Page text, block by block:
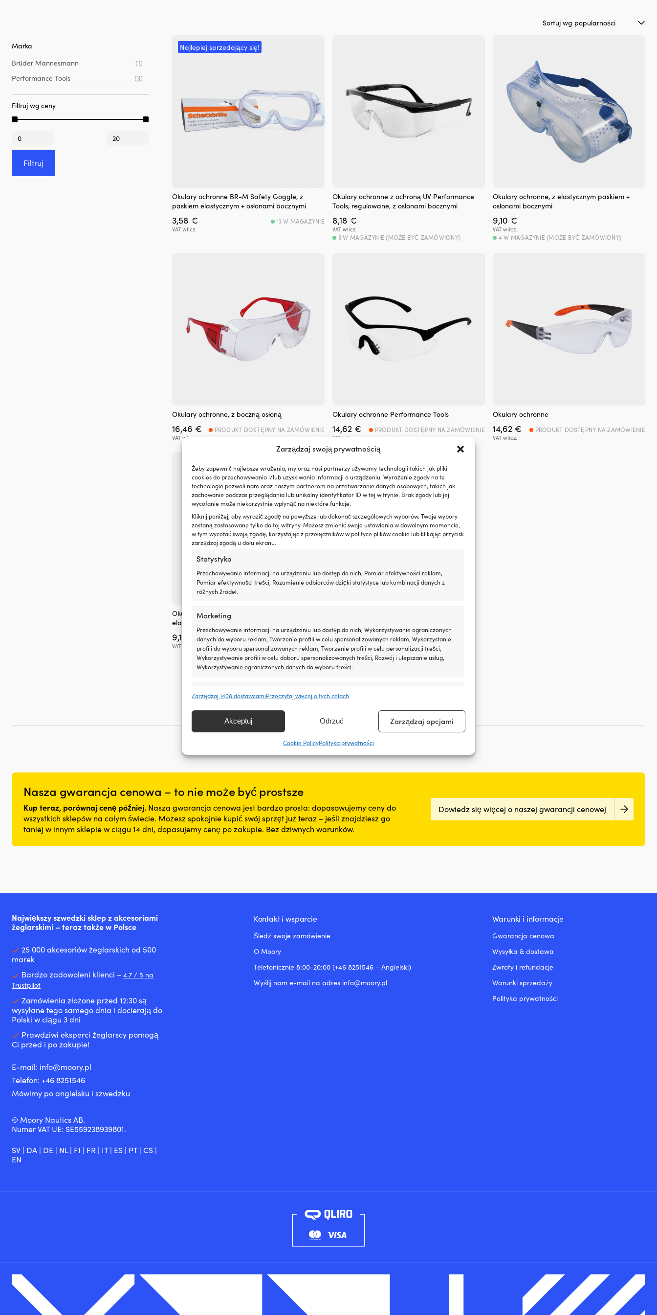
Zarządzaj swoją prywatnością
Żeby zapewnić najlepsze wrażenia, my oraz nasi partnerzy używamy technologii takich jak pliki
cookies do przechowywania i/lub uzyskiwania informacji o urządzeniu. Wyrażenie zgody na te
technologie pozwoli nam oraz naszym partnerom na przetwarzanie danych osobowych, takich jak
zachowanie podczas przeglądania lub unikalny identyfikator ID w tej witrynie. Brak zgody lub jej
wycofanie może niekorzystnie wpłynąć na niektóre funkcje.
Kliknij poniżej, aby wyrazić zgodę na powyższe lub dokonać szczegółowych wyborów. Twoje wybory
zostaną zastosowane tylko do tej witryny. Możesz zmienić swoje ustawienia w dowolnym momencie,
w tym wycofać swoją zgodę, korzystając z przełączników w polityce plików cookie lub klikając przycisk
zarządzaj zgodą u dołu ekranu.
Statystyka
Przechowywanie informacji na urządzeniu lub dostęp do nich, Pomiar efektywności reklam,
Pomiar efektywności treści, Rozumienie odbiorców dzięki statystyce lub kombinacji danych z
różnych źródeł.
Marketing
Przechowywanie informacji na urządzeniu lub dostęp do nich, Wykorzystywanie ograniczonych
danych do wyboru reklam, Tworzenie profili w celu spersonalizowanych reklam, Wykorzystanie
profili do wyboru spersonalizowanych reklam, Tworzenie profili w celu personalizacji treści,
Wykorzystywanie profili w celu doboru spersonalizowanych treści, Rozwój i ulepszanie usług,
Wykorzystywanie ograniczonych danych do wyboru treści.
Identyfikacja urządzeń na podstawie informacji przesyłanych automatycznie.
Zapewnienie bezpieczeństwa, zapobieganie oszustwom i
naprawianie błędów, Dostarczanie i prezentowanie reklam i
treści, Zapisanie decyzji dotyczących prywatności oraz
Zarządzaj 1408 dostawcamiPrzeczytaj więcej o tych celach
Akceptuj Odrzuć Zarządzaj opcjami
Cookie PolicyPolityka prywatności
Marka
Brüder Mannesmann
(1)
Performance Tools
(3)
Filtruj wg ceny
Cena
min
Cena
max
Filtruj
Najlepiej sprzedający się!
Okulary ochronne BR-M Safety Goggle, z
paskiem elastycznym + osłonami bocznymi
3,58 €
VAT wlicz.
13 W MAGAZYNIE
Okulary ochronne z ochroną UV Performance
Tools, regulowane, z osłonami bocznymi
8,18 €
VAT wlicz.
3 W MAGAZYNIE (MOŻE BYĆ ZAMÓWIONY)
Okulary ochronne, z elastycznym paskiem +
osłonami bocznymi
9,10 €
VAT wlicz.
4 W MAGAZYNIE (MOŻE BYĆ ZAMÓWIONY)
Okulary ochronne, z boczną osłoną
16,46 €
VAT wlicz.
PRODUKT DOSTĘPNY NA ZAMÓWIENIE
Okulary ochronne Performance Tools
14,62 €
VAT wlicz.
PRODUKT DOSTĘPNY NA ZAMÓWIENIE
Okulary ochronne
14,62 €
VAT wlicz.
PRODUKT DOSTĘPNY NA ZAMÓWIENIE
Okulary ochronne Performance Tools, z
elastycznym paskiem + osłonami bocznymi
9,10
VAT wlicz.
PRODUKT DOSTĘPNY NA ZAMÓWIENIE
Nasza gwarancja cenowa – to nie może być prostsze
Kup teraz, porównaj cenę później. Nasza gwarancja cenowa jest bardzo prosta: dopasowujemy ceny do
wszystkich sklepów na całym świecie. Możesz spokojnie kupić swój sprzęt już teraz – jeśli znajdziesz go
taniej w innym sklepie w ciągu 14 dni, dopasujemy cenę po zakupie. Bez dziwnych warunków.
Dowiedz się więcej o naszej gwarancji cenowej
Największy szwedzki sklep z akcesoriami
żeglarskimi – teraz także w Polsce
25 000 akcesoriów żeglarskich od 500
marek
Bardzo zadowoleni klienci – 4.7 / 5 na
Trustpilot
Zamówienia złożone przed 12:30 są
wysyłane tego samego dnia i docierają do
Polski w ciągu 3 dni
Prawdziwi eksperci żeglarscy pomogą
Ci przed i po zakupie!
E-mail: info@moory.pl
Telefon: +46 8251546
Mówimy po angielsku i szwedzku
© Moory Nautics AB.
Numer VAT UE: SE559238939801.
SV | DA | DE | NL| FI | FR | IT| ES | PT| CS |
EN
Kontakt i wsparcie
Śledź swoje zamówienie
O Moory
Telefonicznie 8:00-20:00 (+46 8251546 – Angielski)
Wyślij nam e-mail na adres info@moory.pl
Warunki i informacje
Gwarancja cenowa
Wysyłka & dostawa
Zwroty i refundacje
Warunki sprzedaży
Polityka prywatności